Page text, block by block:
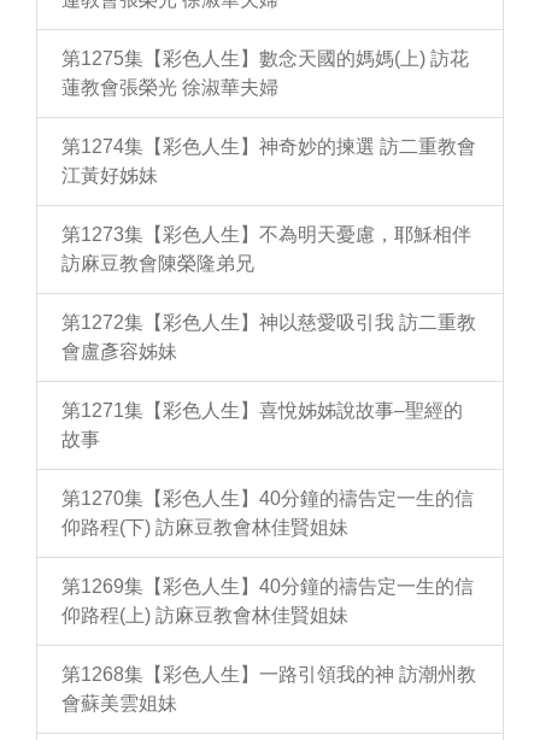
第1275集【彩色人生】數念天國的媽媽(上) 訪花
蓮教會張榮光 徐淑華夫婦
第1274集【彩色人生】神奇妙的揀選 訪二重教會
江黃好姊妹
第1273集【彩色人生】不為明天憂慮，耶穌相伴
訪麻豆教會陳榮隆弟兄
第1272集【彩色人生】神以慈愛吸引我 訪二重教
會盧彥容姊妹
第1271集【彩色人生】喜悅姊姊說故事–聖經的
故事
第1270集【彩色人生】40分鐘的禱告定一生的信
仰路程(下) 訪麻豆教會林佳賢姐妹
第1269集【彩色人生】40分鐘的禱告定一生的信
仰路程(上) 訪麻豆教會林佳賢姐妹
第1268集【彩色人生】一路引領我的神 訪潮州教
會蘇美雲姐妹